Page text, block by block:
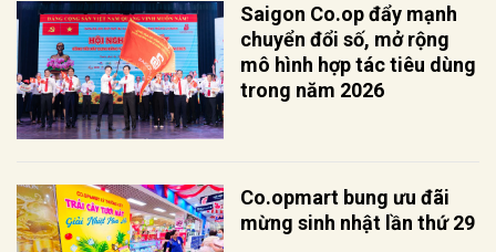
Saigon Co.op đẩy mạnh
chuyển đổi số, mở rộng
mô hình hợp tác tiêu dùng
trong năm 2026
Co.opmart bung ưu đãi
mừng sinh nhật lần thứ 29